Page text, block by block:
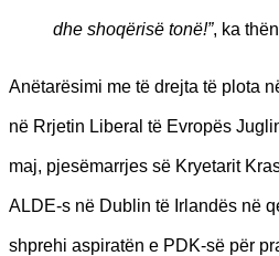
dhe shoqërisë tonë!”, ka
Anëtarësimi me të drejta të plota
në Rrjetin Liberal të Evropës
maj, pjesëmarrjes së Kryetarit
ALDE-s në Dublin të Irlandës në
shprehi aspiratën e PDK-së për